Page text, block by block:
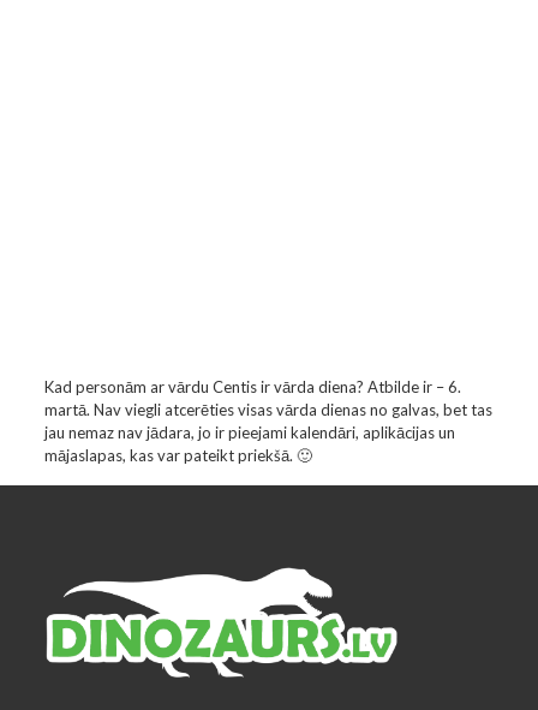
Kad personām ar vārdu Centis ir vārda diena? Atbilde ir – 6.
martā. Nav viegli atcerēties visas vārda dienas no galvas, bet tas
jau nemaz nav jādara, jo ir pieejami kalendāri, aplikācijas un
mājaslapas, kas var pateikt priekšā. 🙂